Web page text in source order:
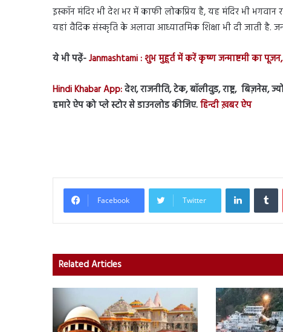
इस्कॉन मंदिर भी देश भर में काफी लोकप्रिय है, यह मंदिर भी
यहां वैदिक संस्कृति के अलावा आध्यातमिक शिक्षा भी दी जाती है.
ये भी पढ़ें-Janmashtami : शुभ मुहूर्त में करें कृष्ण जन्माष्टमी का पूजन,
Hindi Khabar App:देश, राजनीति, टेक, बॉलीवुड, राष्ट्र,
हमारे ऐप को प्ले स्टोर से डाउनलोड कीजिए.हिन्दी ख़बर ऐप
Facebook Twitter
LinkedIn
Related Articles